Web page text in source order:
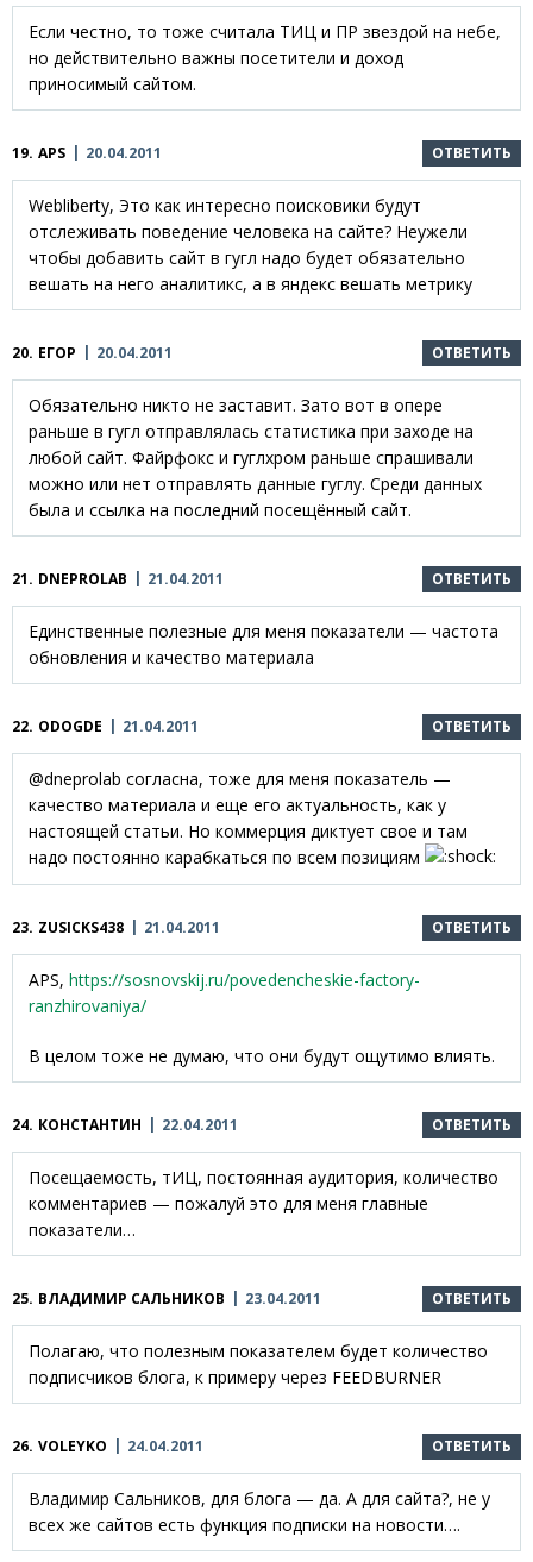
Если честно, то тоже считала ТИЦ и ПР звездой на небе,
но действительно важны посетители и доход
приносимый сайтом.
19. APS 20.04.2011 ОТВЕТИТЬ
Webliberty, Это как интересно поисковики будут
отслеживать поведение человека на сайте? Неужели
чтобы добавить сайт в гугл надо будет обязательно
вешать на него аналитикс, а в яндекс вешать метрику
20. ЕГОР 20.04.2011 ОТВЕТИТЬ
Обязательно никто не заставит. Зато вот в опере
раньше в гугл отправлялась статистика при заходе на
любой сайт. Файрфокс и гуглхром раньше спрашивали
можно или нет отправлять данные гуглу. Среди данных
была и ссылка на последний посещённый сайт.
21. DNEPROLAB 21.04.2011 ОТВЕТИТЬ
Единственные полезные для меня показатели — частота
обновления и качество материала
22. ODOGDE 21.04.2011 ОТВЕТИТЬ
@dneprolab согласна, тоже для меня показатель —
качество материала и еще его актуальность, как у
настоящей статьи. Но коммерция диктует свое и там
надо постоянно карабкаться по всем позициям
23. ZUSICKS438 21.04.2011 ОТВЕТИТЬ
APS, https://sosnovskij.ru/povedencheskie-factory-
ranzhirovaniya/
В целом тоже не думаю, что они будут ощутимо влиять.
24. КОНСТАНТИН 22.04.2011 ОТВЕТИТЬ
Посещаемость, тИЦ, постоянная аудитория, количество
комментариев — пожалуй это для меня главные
показатели…
25. ВЛАДИМИР САЛЬНИКОВ 23.04.2011 ОТВЕТИТЬ
Полагаю, что полезным показателем будет количество
подписчиков блога, к примеру через FEEDBURNER
26. VOLEYKO 24.04.2011 ОТВЕТИТЬ
Владимир Сальников, для блога — да. А для сайта?, не у
всех же сайтов есть функция подписки на новости….